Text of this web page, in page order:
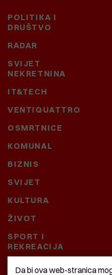
POLITIKA I
DRUŠTVO
RADAR
SVIJET
NEKRETNINA
IT&TECH
VENTIQUATTRO
OSMRTNICE
KOMUNAL
BIZNIS
SVIJET
KULTURA
ŽIVOT
SPORT I
REKREACIJA
Da bi ova web-stranica